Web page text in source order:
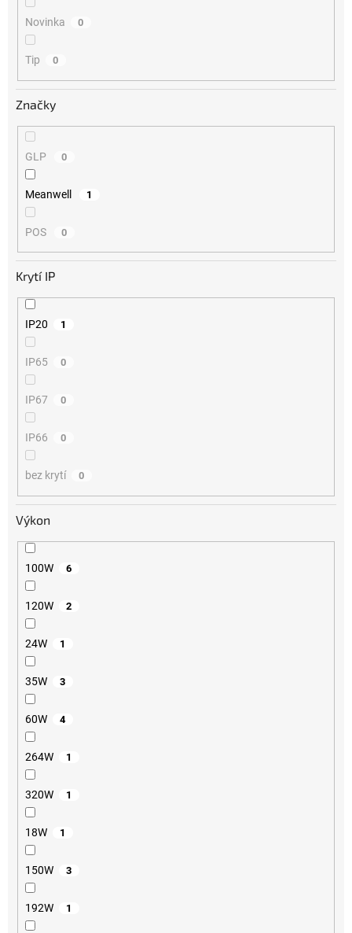
Novinka 0
Tip 0
Značky
GLP 0
Meanwell 1
POS 0
Krytí IP
IP20 1
IP65 0
IP67 0
IP66 0
bez krytí 0
Výkon
100W 6
120W 2
24W 1
35W 3
60W 4
264W 1
320W 1
18W 1
150W 3
192W 1